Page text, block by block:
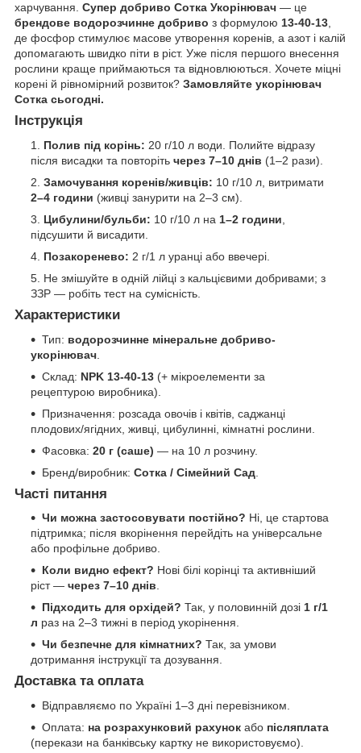
харчування. Супер добриво Сотка Укорінювач — це
брендове водорозчинне добриво з формулою 13-40-13,
де фосфор стимулює масове утворення коренів, а азот і калій
допомагають швидко піти в ріст. Уже після першого внесення
рослини краще приймаються та відновлюються. Хочете міцні
корені й рівномірний розвиток? Замовляйте укорінювач
Сотка сьогодні.
Інструкція
Полив під корінь: 20 г/10 л води. Полийте відразу
після висадки та повторіть через 7–10 днів (1–2 рази).
Замочування коренів/живців: 10 г/10 л, витримати
2–4 години (живці занурити на 2–3 см).
Цибулини/бульби: 10 г/10 л на 1–2 години
підсушити й висадити.
Позакоренево: 2 г/1 л уранці або ввечері.
Не змішуйте в одній лійці з кальцієвими добривами; з
ЗЗР — робіть тест на сумісність.
Характеристики
Тип: водорозчинне мінеральне добриво-
укорінювач
Склад: NPK 13-40-13 (+ мікроелементи за
рецептурою виробника).
Призначення: розсада овочів і квітів, саджанці
плодових/ягідних, живці, цибулинні, кімнатні рослини.
Фасовка: 20 г (саше) — на 10 л розчину.
Бренд/виробник: Сотка / Сімейний Сад
Часті питання
Чи можна застосовувати постійно? Ні, це стартова
підтримка; після вкорінення перейдіть на універсальне
або профільне добриво.
Коли видно ефект? Нові білі корінці та активніший
ріст — через 7–10 днів.
Підходить для орхідей? Так, у половинній дозі 1 г/1
л раз на 2–3 тижні в період укорінення.
Чи безпечне для кімнатних? Так, за умови
дотримання інструкції та дозування.
Доставка та оплата
Відправляємо по Україні 1–3 дні перевізником.
Оплата: на розрахунковий рахунок або післяплата
(перекази на банківську картку не використовуємо).